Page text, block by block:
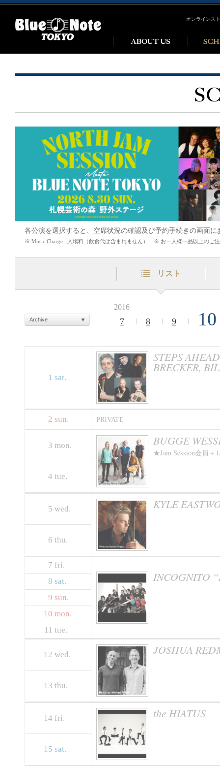
オンラインス
各公演を選択すると、空席状況の確認及び予約手続きの画面に
※ Music Charge =入場料（飲食代は含まれません） ※ お一人様一品以上のご
リスト
2016
7 8 9 10
Archive
1 sat.
STEPS
BRECKER,
2 sun. PRIVATE
3 mon. BUGGE
★Jam Session会員
4 tue.
5 wed. KYLE
6 thu.
7 fri.
INCOGNITO
8 sat.
9 sun.
10 mon.
11 tue.
12 wed. JOSHUA
13 thu.
14 fri. the HIATUS
15 sat.